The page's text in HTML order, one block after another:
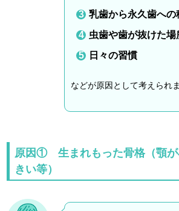
乳歯から永久歯への
虫歯や歯が抜けた場
日々の習慣
などが原因として考えられま
原因① 生まれもった骨格（顎が
きい等）